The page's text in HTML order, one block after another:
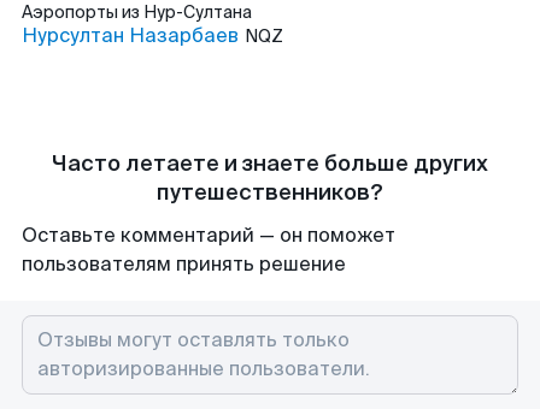
Аэропорты из Нур-Султана
Нурсултан Назарбаев NQZ
Часто летаете и знаете больше других
путешественников?
Оставьте комментарий — он поможет
пользователям принять решение